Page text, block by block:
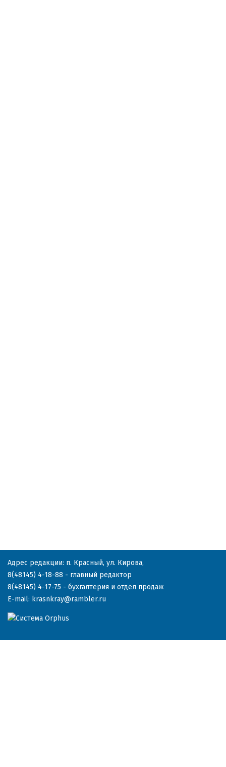
Адрес редакции: п. Красный, ул. Кирова,
8(48145) 4-18-88 - главный редактор
8(48145) 4-17-75 - бухгалтерия и отдел продаж
E-mail: krasnkray@rambler.ru